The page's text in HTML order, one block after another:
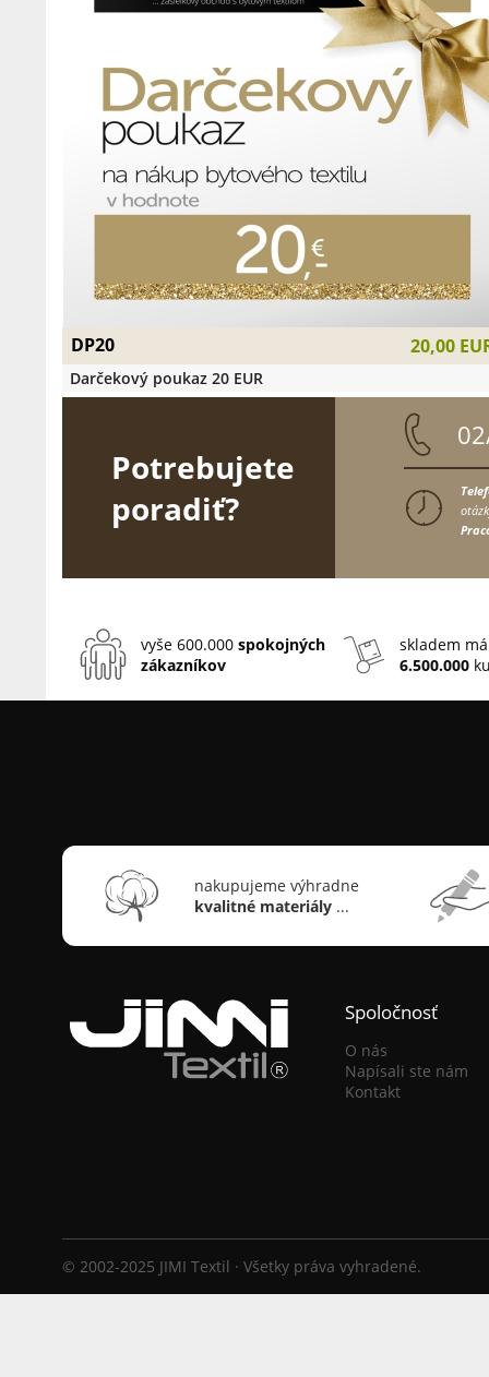
DP20 20,00
Darčekový poukaz 20 EUR
Potrebujete
poradiť?
vyše 600.000spokojných
zákazníkov
skladem
6.500.000
Spoločnosť
O nás
Napísali ste nám
Kontakt
© 2002-2025 JIMI Textil · Všetky práva vyhradené.
nakupujeme výhradne
kvalitné materiály ...